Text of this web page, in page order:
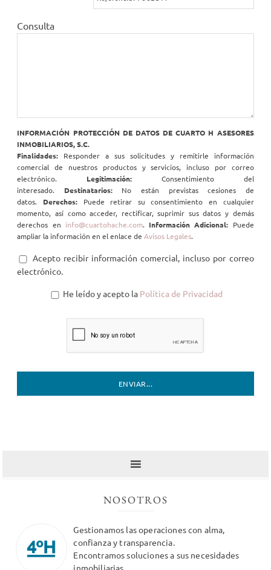
Consulta
INFORMACIÓN PROTECCIÓN DE DATOS DE CUARTO H ASESORES
INMOBILIARIOS, S.C.
Finalidades: Responder a sus solicitudes y remitirle información
comercial de nuestros productos y servicios, incluso por correo
electrónico. Legitimación: Consentimiento del
interesado. Destinatarios:No están previstas cesiones de
datos. Derechos: Puede retirar su consentimiento en cualquier
momento, así como acceder, rectificar, suprimir sus datos y demás
derechos en info@cuartohache.com. Información Adicional: Puede
ampliar la información en el enlace deAvisos Legales.
Acepto recibir información comercial, incluso por correo
electrónico.
He leído y acepto la Política de Privacidad
NOSOTROS
Gestionamos las operaciones con alma,
confianza y transparencia.
Encontramos soluciones a sus necesidades
inmobiliarias.